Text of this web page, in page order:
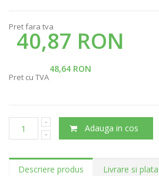
Pret fara tva
40,87 RON
48,64 RON
Pret cu TVA
Adauga in cos
Descriere produs Livrare si plata